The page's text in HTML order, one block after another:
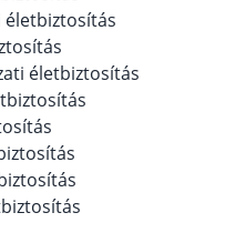
életbiztosítás
életbiztosítás